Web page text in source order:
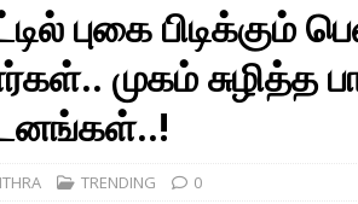
புகை பிடிக்கும்
முகம் சுழித்த
TRENDING 0